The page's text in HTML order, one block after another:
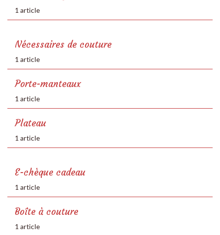
1 article
Nécessaires de couture
1 article
Porte-manteaux
1 article
Plateau
1 article
E-chèque cadeau
1 article
Boîte à couture
1 article